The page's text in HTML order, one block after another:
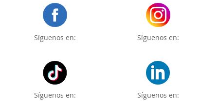
Síguenos en: Síguenos en:
Síguenos en: Síguenos en: